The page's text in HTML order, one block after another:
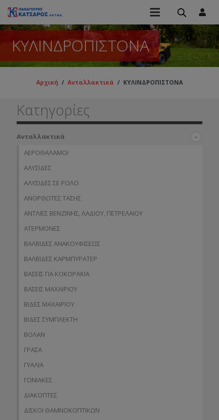
ΚΥΛΙΝΔΡΟΠΙΣΤΟΝΑ
Αρχική / Ανταλλακτικά / ΚΥΛΙΝΔΡΟΠΙΣΤΟΝΑ
Κατηγορίες
Ανταλλακτικά
ΑΕΡΟΘΑΛΑΜΟΙ
ΑΛΥΣΙΔΕΣ
ΑΛΥΣΙΔΕΣ ΣΕ ΡΟΛΟ
ΑΝΟΡΘΩΤΕΣ ΤΑΣΗΣ
ΑΝΤΛΙΕΣ ΒΕΝΖΙΝΗΣ, ΛΑΔΙΟΥ, ΠΕΤΡΕΛΑΙΟΥ
ΑΤΕΡΜΟΝΕΣ
ΒΑΛΒΙΔΕΣ ΑΝΑΚΟΥΦΙΣΕΩΣ
ΒΑΛΒΙΔΕΣ ΚΑΡΜΠΥΡΑΤΕΡ
ΒΑΣΕΙΣ ΓΙΑ ΚΟΚΟΡΑΚΙΑ
ΒΑΣΕΙΣ ΜΑΧΑΙΡΙΟΥ
ΒΙΔΕΣ ΜΑΧΑΙΡΙΟΥ
ΒΙΔΕΣ ΣΥΜΠΛΕΚΤΗ
ΒΟΛΑΝ
ΓΡΑΣΑ
ΓΥΑΛΙΑ
ΓΩΝΙΑΚΕΣ
ΔΙΑΚΟΠΤΕΣ
ΔΙΣΚΟΙ ΘΑΜΝΟΚΟΠΤΙΚΩΝ